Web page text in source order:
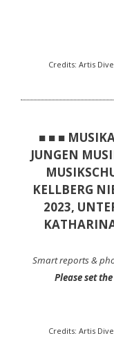
Credits: Artis
■ ■ ■
JUNGEN
KELLBERG
2023,
Smart reports &
Please set
Credits: Artis